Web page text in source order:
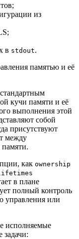
из
в stdout.
памятью и её
кучи памяти и её
выполнения этой
собой
присутствуют
между
памяти.
как ownership
в плане
полный контроль
управления или
исполняемые